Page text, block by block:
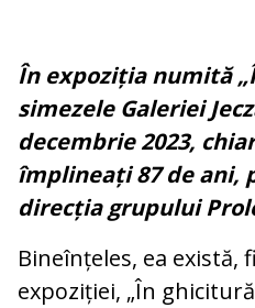
În expoziția numită
simezele Galeriei
decembrie 2023,
împlineați 87 de ani,
direcția grupului
Bineînțeles, ea există,
expoziției, „În